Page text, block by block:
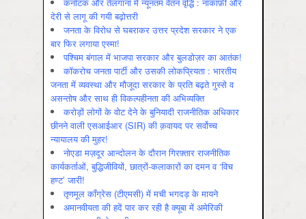
देरी से लागू की गयी बढ़ोत्तरी
जनता के विरोध से घबराकर उत्तर प्रदेश सरकार ने एक
बार फिर लगाया एस्मा!
पश्चिम बंगाल में भाजपा सरकार और बुलडोज़र का आतंक!
कॉकरोच जनता पार्टी और उसकी लोकप्रियता : भारतीय
जनता में व्‍यवस्‍था और मौजूदा सरकार के प्रति बढ़ते गुस्‍से व
असन्‍तोष और साथ ही विकल्‍पहीनता की अभिव्‍यक्ति
करोड़ों लोगों के वोट देने के बुनियादी राजनीतिक अधिकार
छीनने वाली एसआईआर (SIR) की क़वायद पर सर्वोच्च
न्यायालय की मुहर!
नोएडा मज़दूर आन्दोलन के दौरान गिरफ़्तार राजनीतिक
कार्यकर्ताओं, बुद्धिजीवियों, छात्रों-कलाकारों का दमन व ‘विच
हण्ट’ जारी!
तृणमूल काँग्रेस (टीएमसी) में मची भगदड़ के मायने
अमानवीयता की हदें पार कर रही है क्यूबा में अमेरिकी